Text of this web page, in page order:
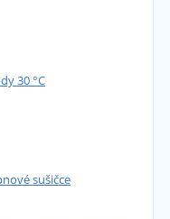
30 °C
sušičce